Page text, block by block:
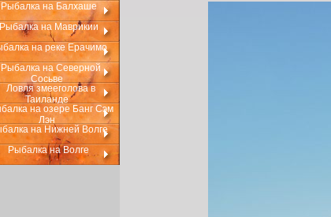
Рыбалка на Балхаше
Рыбалка на Маврикии
на реке Ерачимо
Рыбалка на Северной
Сосьве
Ловля змееголова в
Таиланде
на озере Банг Сэм
Лэн
на Нижней Волге
Рыбалка на Волге